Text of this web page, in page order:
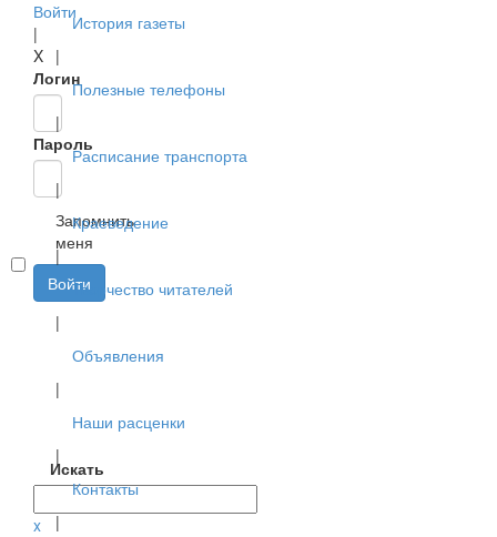
Войти
|
X
Логин
Пароль
Запомнить
меня
Войти
Искать
x
История газеты
|
Полезные телефоны
|
Расписание транспорта
|
Краеведение
|
Творчество читателей
|
Объявления
|
Наши расценки
|
Контакты
|